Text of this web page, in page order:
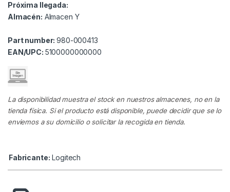
Próxima llegada:
Almacén: Almacen Y
Part number:980-000413
EAN/UPC: 5100000000000
La disponibilidad muestra el stock en nuestros almacenes, no en la
tienda física. Si el producto está disponible, puede decidir que se lo
enviemos a su domicilio o solicitar la recogida en tienda.
Fabricante: Logitech